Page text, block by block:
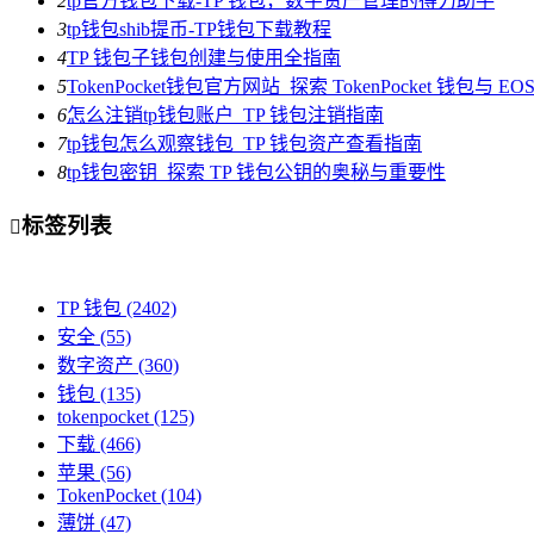
3tp钱包shib提币-TP钱包下载教程
4TP 钱包子钱包创建与使用全指南
5TokenPocket钱包官方网站_探索 TokenPocket 钱包与
6怎么注销tp钱包账户_TP 钱包注销指南
7tp钱包怎么观察钱包_TP 钱包资产查看指南
8tp钱包密钥_探索 TP 钱包公钥的奥秘与重要性
标签列表
TP 钱包 (2402)
安全 (55)
数字资产 (360)
钱包 (135)
tokenpocket (125)
下载 (466)
苹果 (56)
TokenPocket (104)
薄饼 (47)